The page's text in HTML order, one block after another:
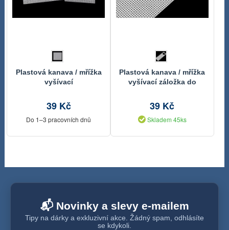
Plastová kanava / mřížka
vyšívací
39 Kč
Do 1–3 pracovních dnů
Plastová kanava / mřížka
vyšívací záložka do
39 Kč
Skladem 45ks
📬 Novinky a slevy e-mailem
Tipy na dárky a exkluzivní akce. Žádný spam, odhlásíte
se kdykoli.